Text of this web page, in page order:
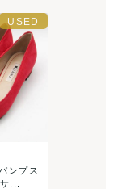
ンプス
...